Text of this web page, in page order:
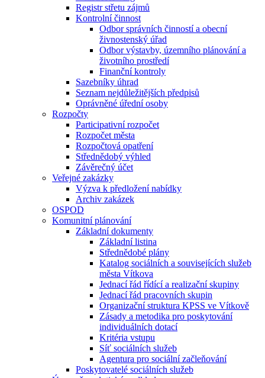
Registr střetu zájmů
Kontrolní činnost
Odbor správních činností a obecní
živnostenský úřad
Odbor výstavby, územního plánování a
životního prostředí
Finanční kontroly
Sazebníky úhrad
Seznam nejdůležitějších předpisů
Oprávněné úřední osoby
Rozpočty
Participativní rozpočet
Rozpočet města
Rozpočtová opatření
Střednědobý výhled
Závěrečný účet
Veřejné zakázky
Výzva k předložení nabídky
Archiv zakázek
OSPOD
Komunitní plánování
Základní dokumenty
Základní listina
Střednědobé plány
Katalog sociálních a souvisejících služeb
města Vítkova
Jednací řád řídící a realizační skupiny
Jednací řád pracovních skupin
Organizační struktura KPSS ve Vítkově
Zásady a metodika pro poskytování
individuálních dotací
Kritéria vstupu
Síť sociálních služeb
Agentura pro sociální začleňování
Poskytovatelé sociálních služeb